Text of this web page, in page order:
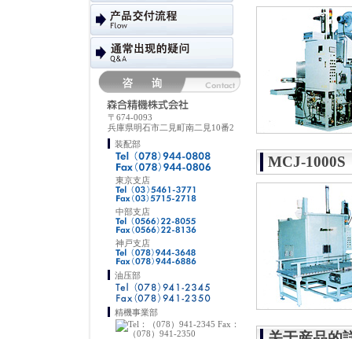
MCJ-1000S
〒674-0093
兵庫県明石市二見町南二見10番2
装配部
東京支店
中部支店
神戸支店
油压部
精機事業部